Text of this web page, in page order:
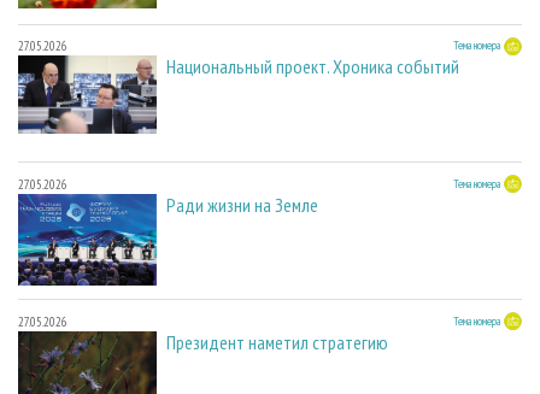
27.05.2026 Тема номера
Национальный проект. Хроника событий
27.05.2026 Тема номера
Ради жизни на Земле
27.05.2026 Тема номера
Президент наметил стратегию